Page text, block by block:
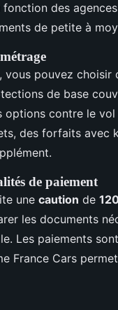
des
de petite à
pouvez
de base
contre le
des forfaits avec
de paiement
une caution de
les documents
Les paiements
France Cars